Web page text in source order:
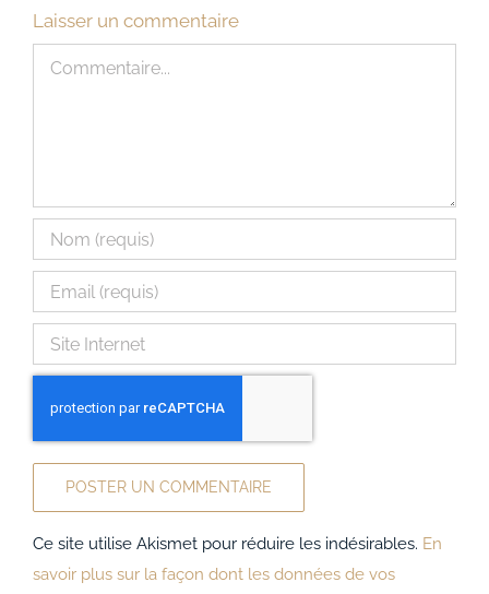
Laisser un commentaire
Commentaire
Ce site utilise Akismet pour réduire les indésirables. En
savoir plus sur la façon dont les données de vos